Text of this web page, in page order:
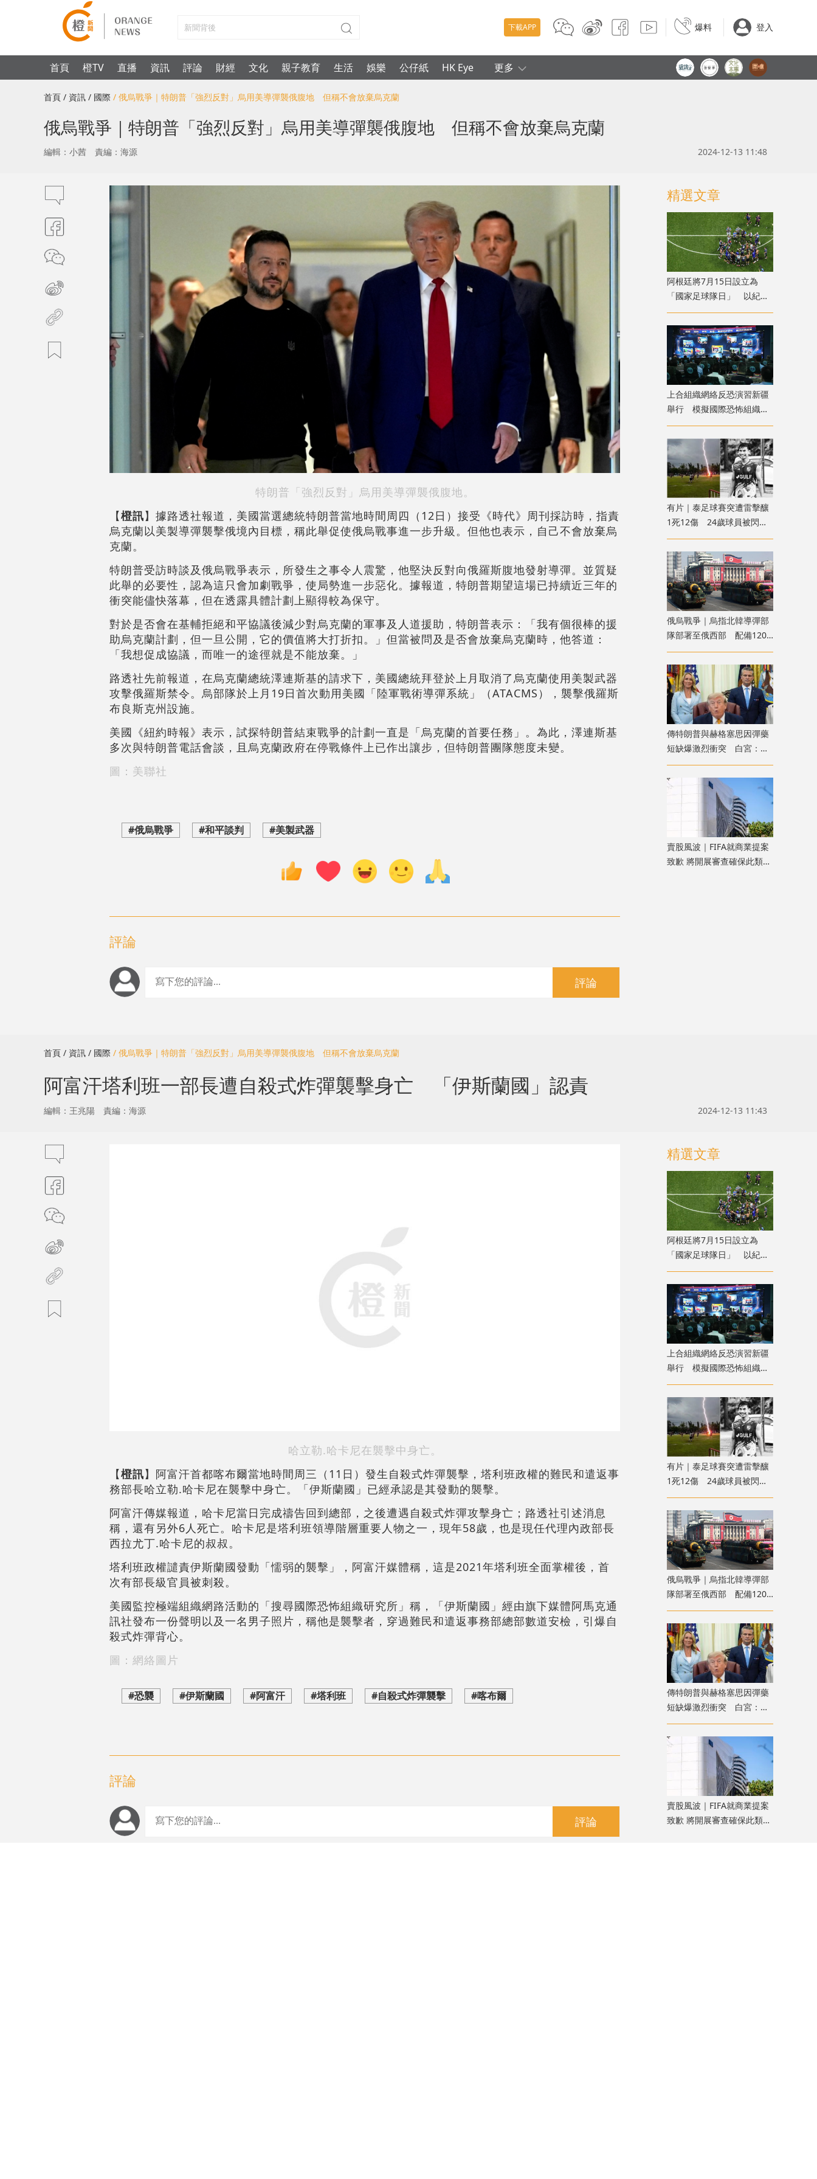
下載APP 爆料 登入
首頁 橙TV 直播 資訊 評論 財經 文化 親子教育 生活 娛樂 公仔紙 HK Eye 更多
首頁 / 資訊 / 國際 / 俄烏戰爭｜特朗普「強烈反對」烏用美導彈襲俄腹地 但稱不會放棄烏克蘭
俄烏戰爭｜特朗普「強烈反對」烏用美導彈襲俄腹地 但稱不會放棄烏克蘭
編輯：小茜 責編：海源 2024-12-13 11:48
特朗普「強烈反對」烏用美導彈襲俄腹地。
【橙訊】據路透社報道，美國當選總統特朗普當地時間周四（12日）接受《時代》周刊採訪時，指責
烏克蘭以美製導彈襲擊俄境內目標，稱此舉促使俄烏戰事進一步升級。但他也表示，自己不會放棄烏
克蘭。
特朗普受訪時談及俄烏戰爭表示，所發生之事令人震驚，他堅決反對向俄羅斯腹地發射導彈。並質疑
此舉的必要性，認為這只會加劇戰爭，使局勢進一步惡化。據報道，特朗普期望這場已持續近三年的
衝突能儘快落幕，但在透露具體計劃上顯得較為保守。
對於是否會在基輔拒絕和平協議後減少對烏克蘭的軍事及人道援助，特朗普表示：「我有個很棒的援
助烏克蘭計劃，但一旦公開，它的價值將大打折扣。」但當被問及是否會放棄烏克蘭時，他答道：
「我想促成協議，而唯一的途徑就是不能放棄。」
路透社先前報道，在烏克蘭總統澤連斯基的請求下，美國總統拜登於上月取消了烏克蘭使用美製武器
攻擊俄羅斯禁令。烏部隊於上月19日首次動用美國「陸軍戰術導彈系統」（ATACMS），襲擊俄羅斯
布良斯克州設施。
美國《紐約時報》表示，試探特朗普結束戰爭的計劃一直是「烏克蘭的首要任務」。為此，澤連斯基
多次與特朗普電話會談，且烏克蘭政府在停戰條件上已作出讓步，但特朗普團隊態度未變。
圖：美聯社
#俄烏戰爭 #和平談判 #美製武器
評論
評論
精選文章
​阿根廷將7月15日設立為
「國家足球隊日」 以紀念
世盃挫英格蘭
上合組織網絡反恐演習新疆
舉行 模擬國際恐怖組織策
劃實施恐襲等情形
有片｜泰足球賽突遭雷擊釀
1死12傷 24歲球員被閃電
劈中亡
俄烏戰爭｜烏指北韓導彈部
隊部署至俄西部 配備120
枚彈道導彈
傳特朗普與赫格塞思因彈藥
短缺爆激烈衝突 白宮：假
新聞
​賣股風波｜FIFA就商業提案
致歉 將開展審查確保此類情
首頁 / 資訊 / 國際 / 俄烏戰爭｜特朗普「強烈反對」烏用美導彈襲俄腹地 但稱不會放棄烏克蘭
阿富汗塔利班一部長遭自殺式炸彈襲擊身亡 「伊斯蘭國」認責
編輯：王兆陽 責編：海源 2024-12-13 11:43
哈立勒.哈卡尼在襲擊中身亡。
【橙訊】阿富汗首都喀布爾當地時間周三（11日）發生自殺式炸彈襲擊，塔利班政權的難民和遣返事
務部長哈立勒.哈卡尼在襲擊中身亡。「伊斯蘭國」已經承認是其發動的襲擊。
阿富汗傳媒報道，哈卡尼當日完成禱告回到總部，之後遭遇自殺式炸彈攻擊身亡；路透社引述消息
稱，還有另外6人死亡。哈卡尼是塔利班領導階層重要人物之一，現年58歲，也是現任代理內政部長
西拉尤丁.哈卡尼的叔叔。
塔利班政權譴責伊斯蘭國發動「懦弱的襲擊」，阿富汗媒體稱，這是2021年塔利班全面掌權後，首
次有部長級官員被刺殺。
美國監控極端組織網路活動的「搜尋國際恐怖組織研究所」稱，「伊斯蘭國」經由旗下媒體阿馬克通
訊社發布一份聲明以及一名男子照片，稱他是襲擊者，穿過難民和遣返事務部總部數道安檢，引爆自
殺式炸彈背心。
圖：網絡圖片
#恐襲 #伊斯蘭國 #阿富汗 #塔利班 #自殺式炸彈襲擊 #喀布爾
評論
評論
精選文章
​阿根廷將7月15日設立為
「國家足球隊日」 以紀念
世盃挫英格蘭
上合組織網絡反恐演習新疆
舉行 模擬國際恐怖組織策
劃實施恐襲等情形
有片｜泰足球賽突遭雷擊釀
1死12傷 24歲球員被閃電
劈中亡
俄烏戰爭｜烏指北韓導彈部
隊部署至俄西部 配備120
枚彈道導彈
傳特朗普與赫格塞思因彈藥
短缺爆激烈衝突 白宮：假
新聞
​賣股風波｜FIFA就商業提案
致歉 將開展審查確保此類情